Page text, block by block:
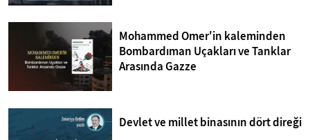
Mohammed Omer'in kaleminden
Bombardıman Uçakları ve Tanklar
Arasında Gazze
Devlet ve millet binasının dört direği